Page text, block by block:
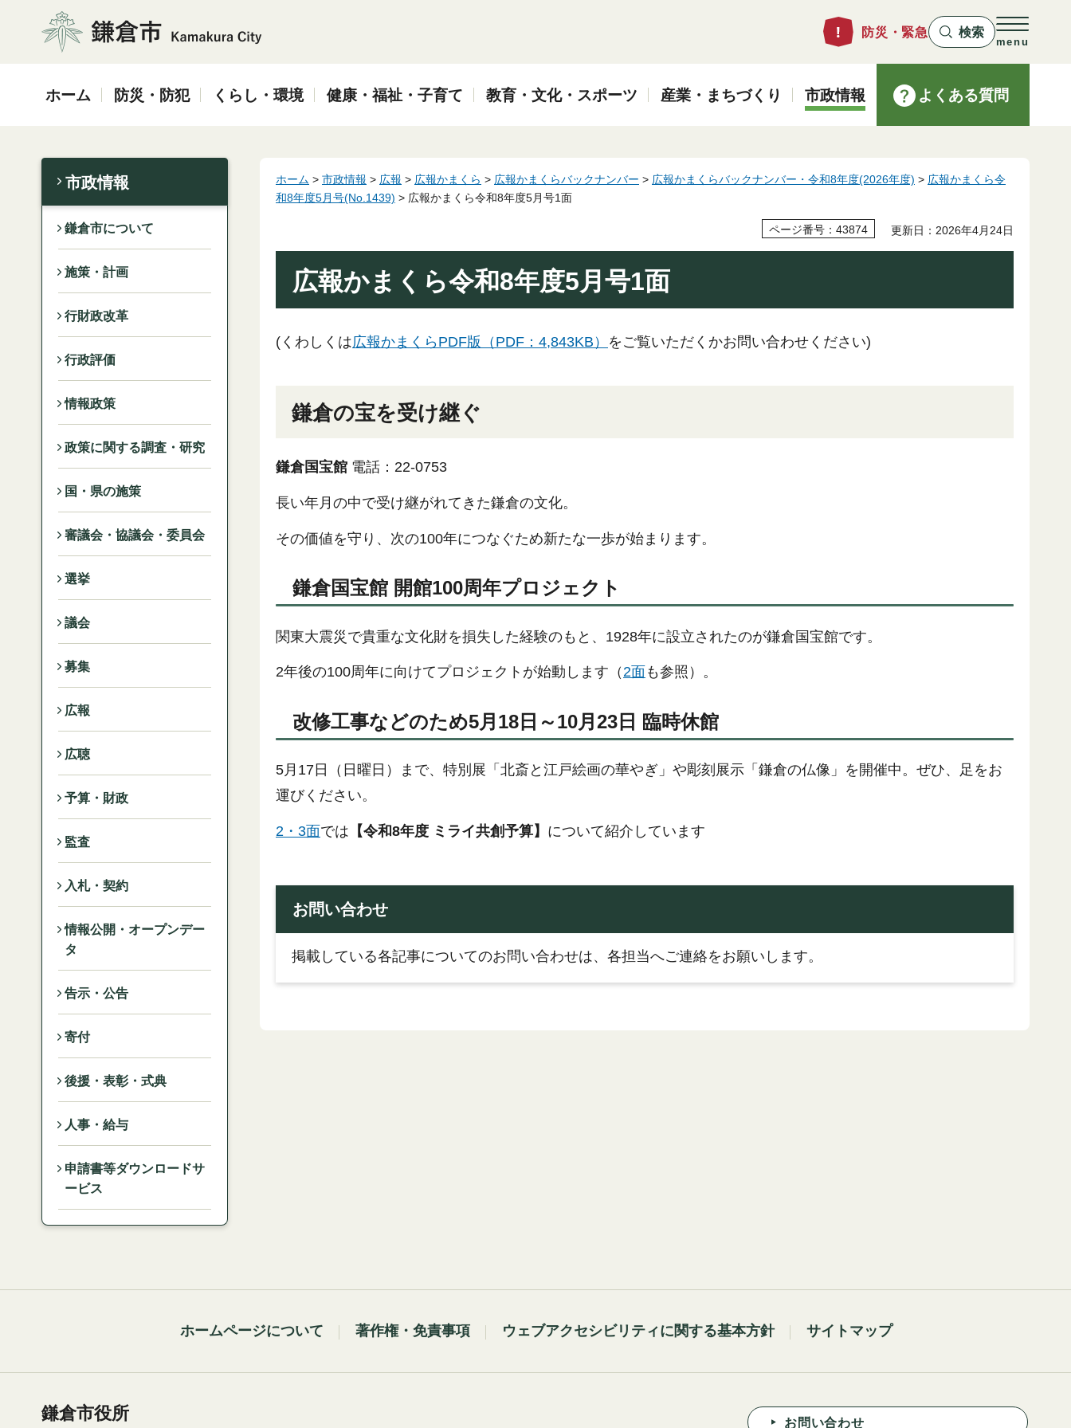
鎌倉市
防災・緊急 検索
menu
ホーム 防災・防犯 くらし・環境 健康・福祉・子育て 教育・文化・スポーツ 産業・まちづくり 市政情報 よくある質問
市政情報
鎌倉市について
施策・計画
行財政改革
行政評価
情報政策
政策に関する調査・研究
国・県の施策
審議会・協議会・委員会
選挙
議会
募集
広報
広聴
予算・財政
監査
入札・契約
情報公開・オープンデー
タ
告示・公告
寄付
後援・表彰・式典
人事・給与
申請書等ダウンロードサ
ービス
ホーム > 市政情報 > 広報 > 広報かまくら > 広報かまくらバックナンバー > 広報かまくらバックナンバー・令和8年度(2026年度) > 広報かまくら令
和8年度5月号(No.1439) > 広報かまくら令和8年度5月号1面
ページ番号：43874 更新日：2026年4月24日
広報かまくら令和8年度5月号1面
(くわしくは広報かまくらPDF版（PDF：4,843KB） をご覧いただくかお問い合わせください)
鎌倉の宝を受け継ぐ
鎌倉国宝館 電話：22-0753
長い年月の中で受け継がれてきた鎌倉の文化。
その価値を守り、次の100年につなぐため新たな一歩が始まります。
鎌倉国宝館 開館100周年プロジェクト
関東大震災で貴重な文化財を損失した経験のもと、1928年に設立されたのが鎌倉国宝館です。
2年後の100周年に向けてプロジェクトが始動します（2面 も参照）。
改修工事などのため5月18日～10月23日 臨時休館
5月17日（日曜日）まで、特別展「北斎と江戸絵画の華やぎ」や彫刻展示「鎌倉の仏像」を開催中。ぜひ、足をお
運びください。
2・3面では 【令和8年度 ミライ共創予算】 について紹介しています
お問い合わせ
掲載している各記事についてのお問い合わせは、各担当へご連絡をお願いします。
ホームページについて 著作権・免責事項 ウェブアクセシビリティに関する基本方針 サイトマップ
鎌倉市役所 お問い合わせ